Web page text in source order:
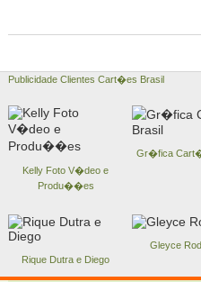
Publicidade Clientes Cart�es Brasil
Kelly Foto V�deo e
Produ��es
Gr�fica
Rique Dutra e Diego
Gleyce